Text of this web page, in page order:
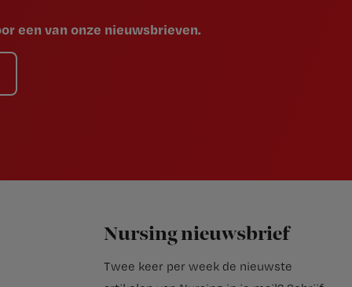
een van onze nieuwsbrieven.
Nursing nieuwsbrief
Twee keer per week de nieuwste